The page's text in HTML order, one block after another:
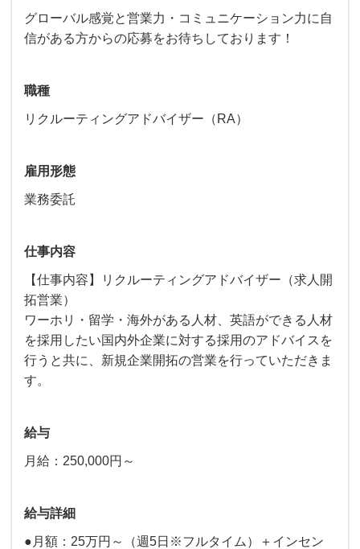
グローバル感覚と営業力・コミュニケーション力に自
信がある方からの応募をお待ちしております！
職種
リクルーティングアドバイザー（RA）
雇用形態
業務委託
仕事内容
【仕事内容】リクルーティングアドバイザー（求人開
拓営業）
ワーホリ・留学・海外がある人材、英語ができる人材
を採用したい国内外企業に対する採用のアドバイスを
行うと共に、新規企業開拓の営業を行っていただきま
す。
給与
月給：250,000円～
給与詳細
●月額：25万円～（週5日※フルタイム）＋インセン